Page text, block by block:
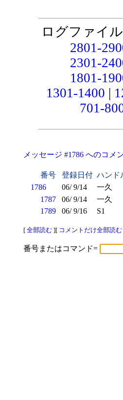
ログファイ
2801-
2301-
1801-
1301-1400 |
701-
メッセージ #1786 へのコメ
番号 登録日付 ハンド
1786
06/ 9/14 一久
1787
06/ 9/14 一久
1789
06/ 9/16 S1
[ 全部読む ][ コメントだけ全部読む
番号またはコマンド=